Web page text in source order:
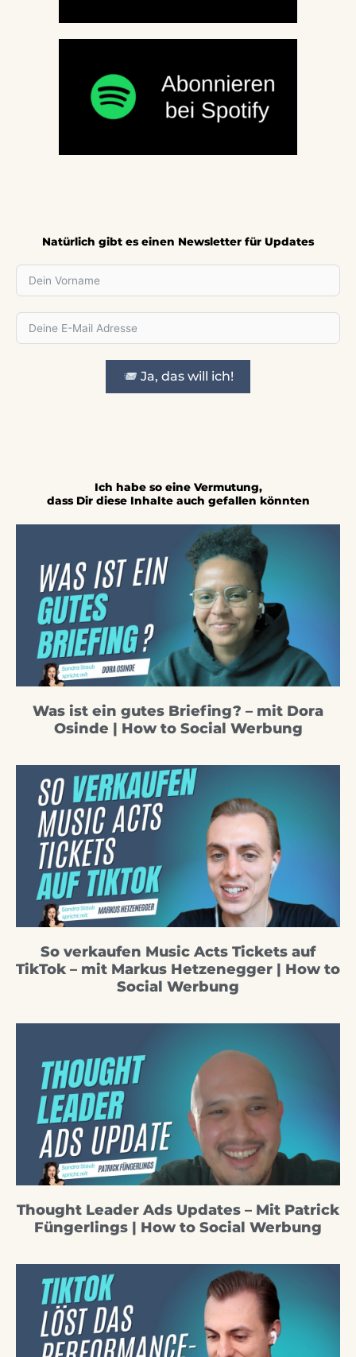
Natürlich gibt es einen Newsletter für Updates
Ja, das will ich!
Ich habe so eine Vermutung,
dass Dir diese Inhalte auch gefallen könnten
Was ist ein gutes Briefing? – mit Dora
Osinde | How to Social Werbung
So verkaufen Music Acts Tickets auf
TikTok – mit Markus Hetzenegger | How to
Social Werbung
Thought Leader Ads Updates – Mit Patrick
Füngerlings | How to Social Werbung